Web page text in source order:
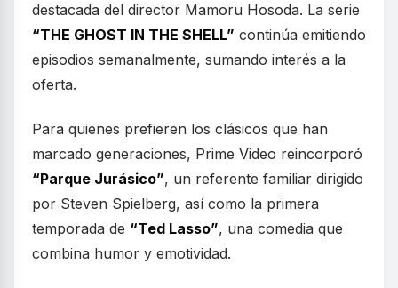
destacada del director Mamoru Hosoda. La serie
“THE GHOST IN THE SHELL” continúa emitiendo
episodios semanalmente, sumando interés a la
oferta.
Para quienes prefieren los clásicos que han
marcado generaciones, Prime Video reincorporó
“Parque Jurásico”, un referente familiar dirigido
por Steven Spielberg, así como la primera
temporada de “Ted Lasso”, una comedia que
combina humor y emotividad.